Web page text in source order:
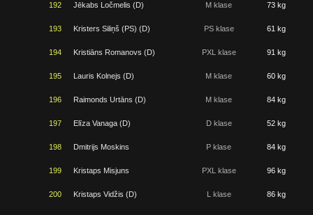
192 Jēkabs Ločmelis (D) M klase 73 kg
193 Kristers Siliņš (PS) (D) PS klase 61 kg
194 Kristiāns Romanovs (D) PXL klase 91 kg
195 Lauris Kolnejs (D) M klase 60 kg
196 Raimonds Urtāns (D) M klase 84 kg
197 Elīza Vanaga (D) D klase 52 kg
198 Dmitrijs Moskins P klase 84 kg
199 Kristaps Misjuns PXL klase 96 kg
200 Kristaps Vidžis (D) L klase 86 kg